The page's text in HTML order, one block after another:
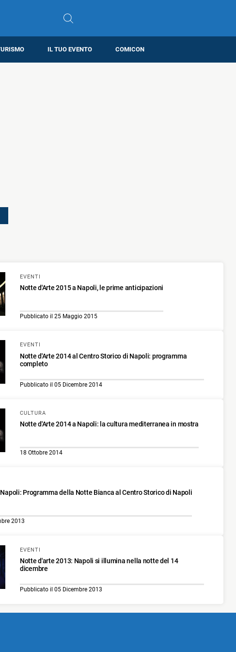
IL TUO EVENTO COMICON
EVENTI
Notte d'Arte 2015 a Napoli, le prime anticipazioni
Pubblicato il 25 Maggio 2015
EVENTI
Notte d'Arte 2014 al Centro Storico di Napoli: programma
completo
Pubblicato il 05 Dicembre 2014
CULTURA
Notte d'Arte 2014 a Napoli: la cultura mediterranea in mostra
18 Ottobre 2014
Programma della Notte Bianca al Centro Storico di Napoli
2013
EVENTI
Notte d'arte 2013: Napoli si illumina nella notte del 14
dicembre
Pubblicato il 05 Dicembre 2013